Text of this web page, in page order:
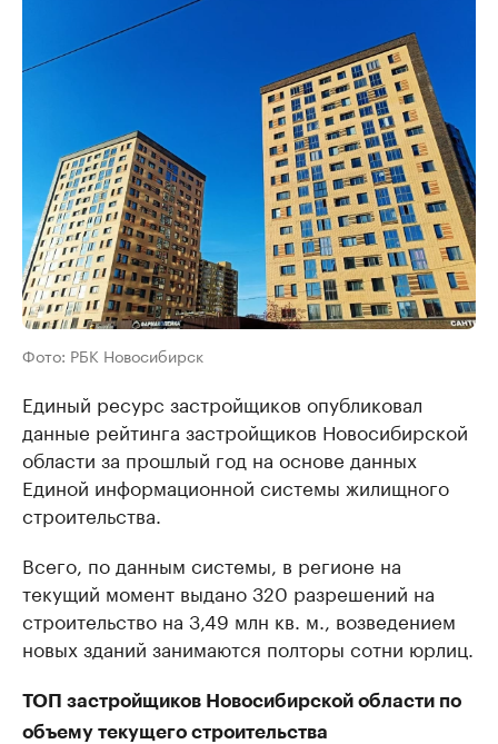
Фото: РБК Новосибирск
Единый ресурс застройщиков опубликовал
данные рейтинга застройщиков Новосибирской
области за прошлый год на основе данных
Единой информационной системы жилищного
строительства.
Всего, по данным системы, в регионе на
текущий момент выдано 320 разрешений на
строительство на 3,49 млн кв. м., возведением
новых зданий занимаются полторы сотни юрлиц.
ТОП застройщиков Новосибирской области по
объему текущего строительства